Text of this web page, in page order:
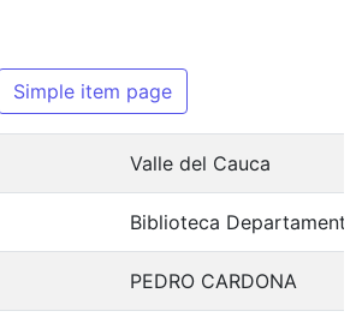
Simple item page
Valle del Cauca
Biblioteca
PEDRO CARDONA